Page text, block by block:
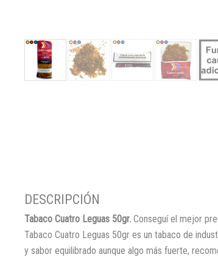
Tabaco Cuatro Leguas 50gr. Conseguí el mejor
Tabaco Cuatro Leguas 50gr es un tabaco de
y sabor equilibrado aunque algo más fuerte,